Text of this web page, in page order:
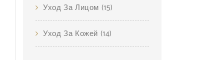
Уход За Лицом (15)
Уход За Кожей (14)